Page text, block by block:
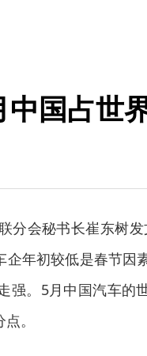
国占世
分会秘书长崔东树
企年初较低是春节因
强。5月中国汽车的
。